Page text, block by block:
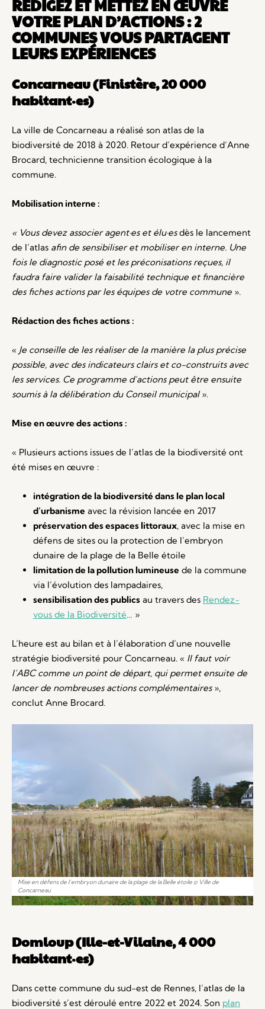
RÉDIGEZ ET METTEZ EN ŒUVRE
VOTRE PLAN D’ACTIONS : 2
COMMUNES VOUS PARTAGENT
LEURS EXPÉRIENCES
Concarneau (Finistère,20 000
habitant·es)
La ville de Concarneau a réalisé son atlas de la
biodiversité de 2018 à 2020. Retour d’expérience d’Anne
Brocard, technicienne transition écologique à la
commune.
Mobilisation interne :
« Vous devez associer agent·es et élu·esdès le lancement
de l’atlas afin de sensibiliser et mobiliser en interne. Une
fois le diagnostic posé et les préconisations reçues, il
faudra faire valider la faisabilité technique et financière
des fiches actions par les équipes de votre commune ».
Rédaction des fiches actions :
« Je conseille de les réaliser de la manière la plus précise
possible, avec des indicateurs clairs et co-construits avec
les services. Ce programme d’actions peut être ensuite
soumis à la délibération du Conseil municipal ».
Mise en œuvre des actions :
« Plusieurs actions issues de l’atlas de la biodiversité ont
été mises en œuvre :
intégration de la biodiversité dans le plan local
d’urbanisme avec la révision lancée en 2017
préservation des espaces littoraux, avec la mise en
défens de sites ou la protection de l’embryon
dunaire de la plage de la Belle étoile
limitation de la pollution lumineuse de la commune
via l’évolution des lampadaires,
sensibilisation des publics au travers des Rendez-
vous de la Biodiversité… »
L’heure est au bilan et à l’élaboration d’une nouvelle
stratégie biodiversité pour Concarneau. « Il faut voir
l’ABC comme un point de départ, qui permet ensuite de
lancer de nombreuses actions complémentaires»,
conclut Anne Brocard.
Mise en défens de l’embryon dunaire de la plage de la Belle étoile © Ville de
Concarneau
Domloup (Ille-et-Vilaine, 4 000
habitant·es)
Dans cette commune du sud-est de Rennes, l’atlas de la
biodiversité s’est déroulé entre 2022 et 2024. Son plan